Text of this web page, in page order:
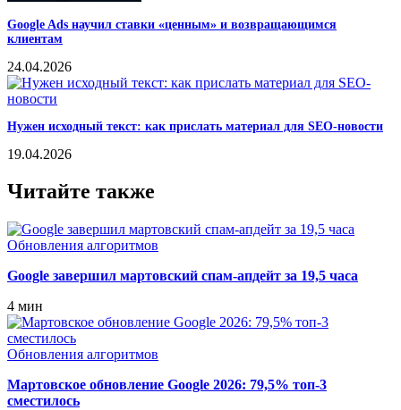
Google Ads научил ставки «ценным» и возвращающимся
клиентам
24.04.2026
Нужен исходный текст: как прислать материал для SEO-новости
19.04.2026
Читайте также
Обновления алгоритмов
Google завершил мартовский спам-апдейт за 19,5 часа
4 мин
Обновления алгоритмов
Мартовское обновление Google 2026: 79,5% топ‑3
сместилось